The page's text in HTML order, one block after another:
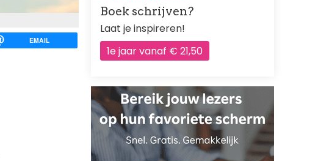
EMAIL
Boek schrijven?
Laat je inspireren!
1e jaar vanaf € 21,50